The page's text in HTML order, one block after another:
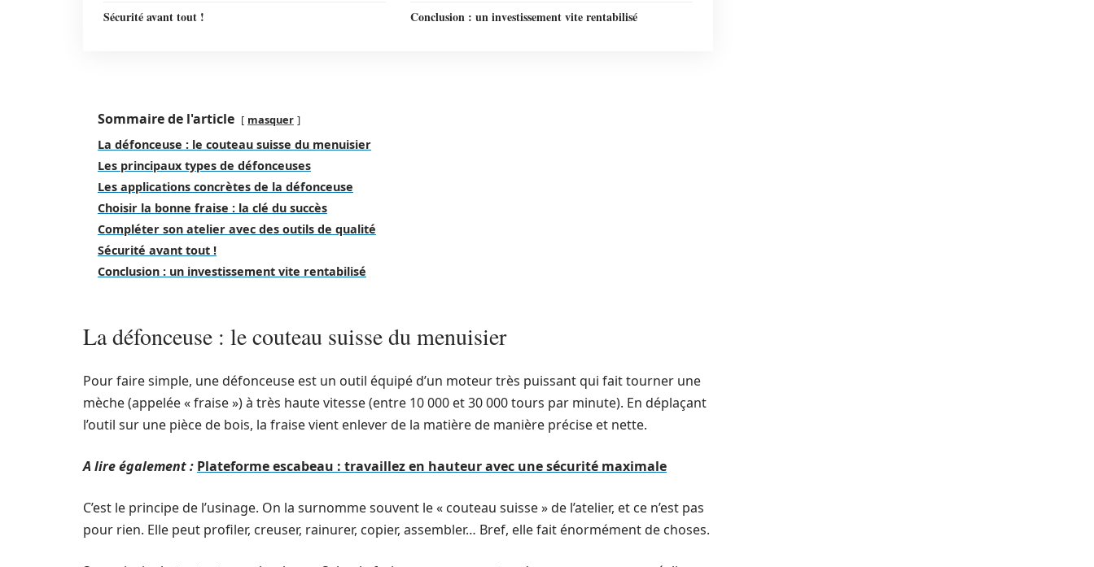
Sécurité avant tout !
Conclusion : un investissement vite rentabilisé
Sommaire de l'article masquer
La défonceuse : le couteau suisse du menuisier
Les principaux types de défonceuses
Les applications concrètes de la défonceuse
Choisir la bonne fraise : la clé du succès
Compléter son atelier avec des outils de qualité
Sécurité avant tout !
Conclusion : un investissement vite rentabilisé
La défonceuse : le couteau suisse du menuisier
Pour faire simple, une défonceuse est un outil équipé d’un moteur très puissant qui fait tourner une
mèche (appelée « fraise ») à très haute vitesse (entre 10 000 et 30 000 tours par minute). En déplaçant
l’outil sur une pièce de bois, la fraise vient enlever de la matière de manière précise et nette.
A lire également : Plateforme escabeau : travaillez en hauteur avec une sécurité maximale
C’est le principe de l’usinage. On la surnomme souvent le « couteau suisse » de l’atelier, et ce n’est pas
pour rien. Elle peut profiler, creuser, rainurer, copier, assembler… Bref, elle fait énormément de choses.